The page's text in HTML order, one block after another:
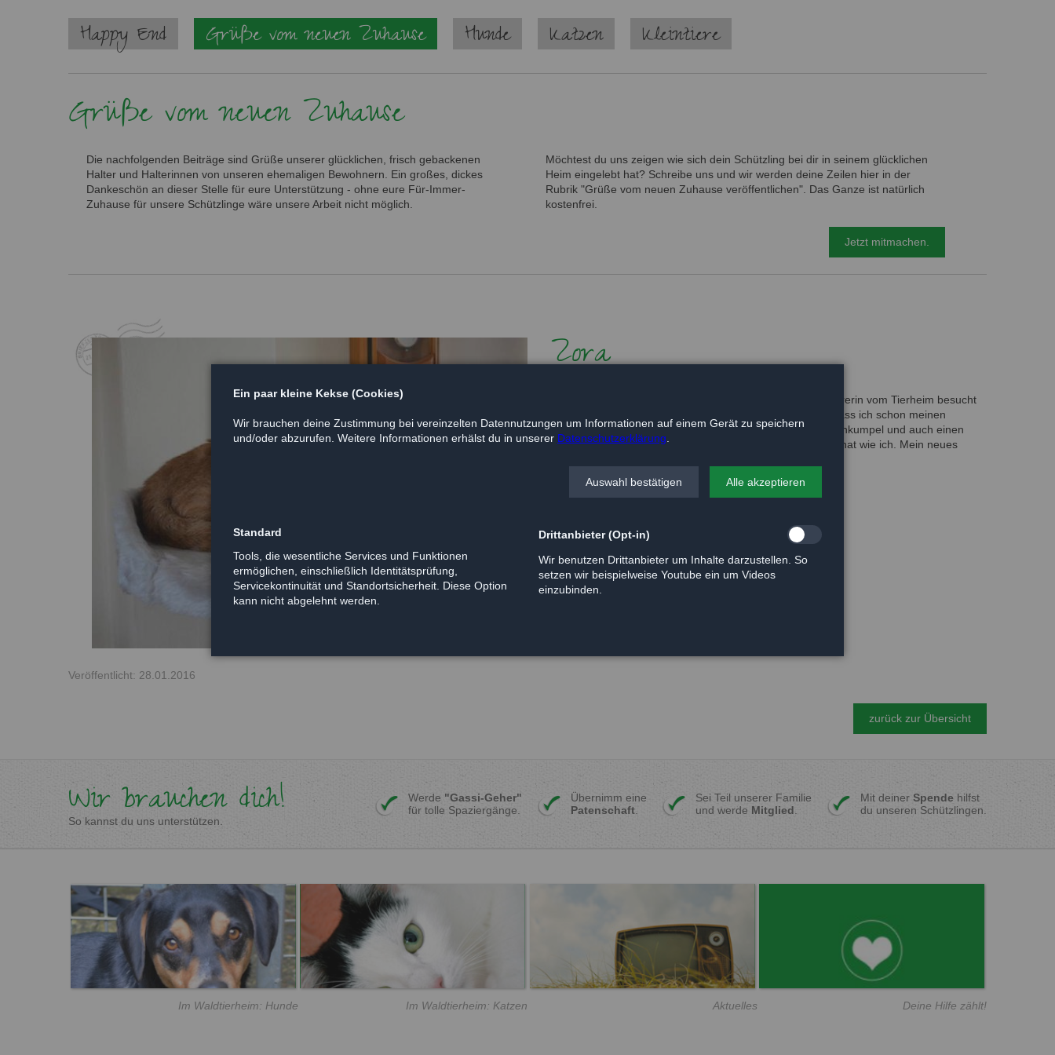
Navigation
überspringen
Happy End Grüße vom neuen Zuhause Hunde Katzen Kleintiere
Grüße vom neuen Zuhause
Die nachfolgenden Beiträge sind Grüße unserer glücklichen, frisch gebackenen
Halter und Halterinnen von unseren ehemaligen Bewohnern. Ein großes, dickes
Dankeschön an dieser Stelle für eure Unterstützung - ohne eure Für-Immer-
Zuhause für unsere Schützlinge wäre unsere Arbeit nicht möglich.
Möchtest du uns zeigen wie sich dein Schützling bei dir in seinem glücklichen
Heim eingelebt hat? Schreibe uns und wir werden deine Zeilen hier in der
Rubrik "Grüße vom neuen Zuhause veröffentlichen". Das Ganze ist natürlich
kostenfrei.
Jetzt mitmachen.
Zora
Letzte Woche haben mich die Kassenwartin und Schriftführerin vom Tierheim besucht
und festgestellt, wie ausgesprochen gut es mir geht und dass ich schon meinen
Lieblingsplatz erobert habe. Ich habe hier noch zwei Katzenkumpel und auch einen
Hundekumpel, der ungefähr die gleiche Farbe und Größe hat wie ich. Mein neues
Veröffentlicht: 28.01.2016
zurück zur Übersicht
Wir brauchen dich!
So kannst du uns unterstützen.
Werde "Gassi-Geher"
für tolle Spaziergänge.
Übernimm eine
Patenschaft
Sei Teil unserer Familie
und werde Mitglied
Mit deiner Spende hilfst
du unseren Schützlingen.
Im Waldtierheim: Hunde Im Waldtierheim: Katzen Aktuelles Deine Hilfe zählt!
Ein paar kleine Kekse (Cookies)
Wir brauchen deine Zustimmung bei vereinzelten Datennutzungen um Informationen auf einem Gerät zu speichern
und/oder abzurufen. Weitere Informationen erhälst du in unserer Datenschutzerklärung.
Auswahl bestätigen Alle akzeptieren
Standard
Tools, die wesentliche Services und Funktionen
ermöglichen, einschließlich Identitätsprüfung,
Servicekontinuität und Standortsicherheit. Diese Option
kann nicht abgelehnt werden.
Drittanbieter (Opt-in)
Wir benutzen Drittanbieter um Inhalte darzustellen. So
setzen wir beispielweise Youtube ein um Videos
einzubinden.